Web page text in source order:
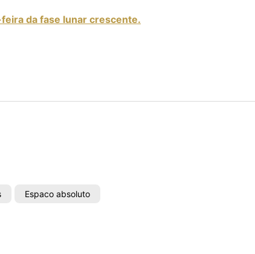
da fase lunar crescente.
Espaco absoluto